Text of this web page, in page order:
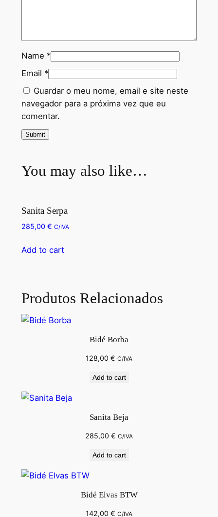
Name *
Email *
Guardar o meu nome, email e site neste
navegador para a próxima vez que eu
comentar.
You may also like…
Sanita Serpa
285,00 € C/IVA
Add to cart
Produtos Relacionados
Bidé Borba
128,00 € C/IVA
Add to cart
Sanita Beja
285,00 € C/IVA
Add to cart
Bidé Elvas BTW
142,00 € C/IVA